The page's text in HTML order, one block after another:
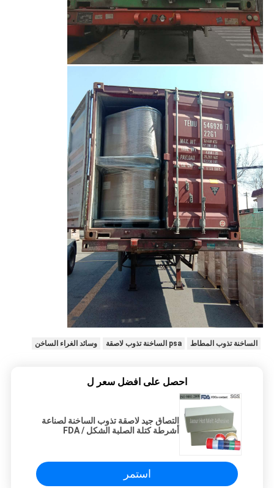
الساخنة تذوب المطاط psa الساخنة تذوب لاصقة وسائد الغراء الساخن
احصل على افضل سعر ل
التصاق جيد لاصقة تذوب الساخنة لصناعة
أشرطة كتلة الصلبة الشكل FDA /
استمر